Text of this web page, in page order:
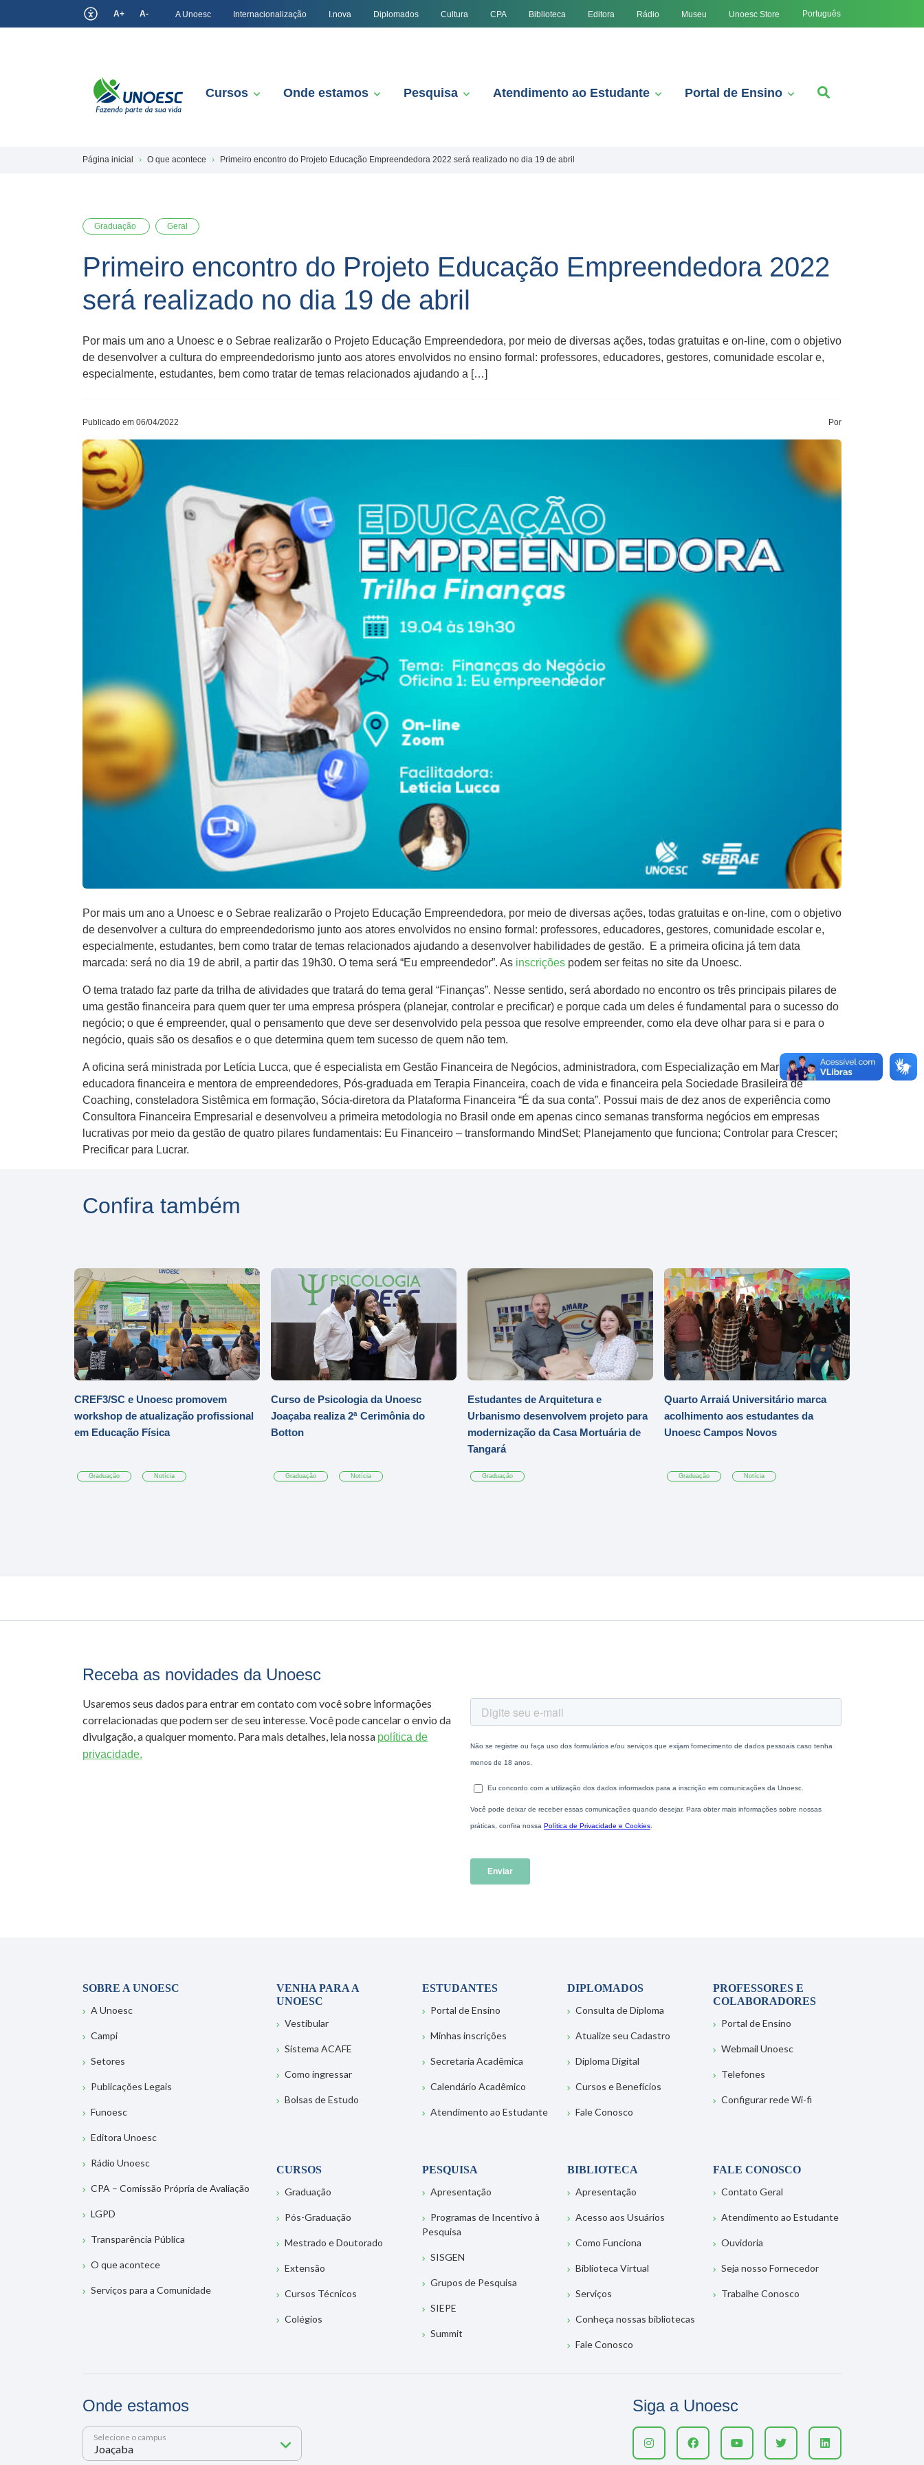
A+ A- A Unoesc Internacionalização I.nova Diplomados Cultura CPA Biblioteca Editora Rádio Museu Unoesc Store Português
Cursos Onde estamos Pesquisa Atendimento ao Estudante Portal de Ensino
Página inicial O que acontece Primeiro encontro do Projeto Educação Empreendedora 2022 será realizado no dia 19 de abril
Graduação Geral
Primeiro encontro do Projeto Educação Empreendedora 2022
será realizado no dia 19 de abril
Por mais um ano a Unoesc e o Sebrae realizarão o Projeto Educação Empreendedora, por meio de diversas ações, todas gratuitas e on-line, com o objetivo
de desenvolver a cultura do empreendedorismo junto aos atores envolvidos no ensino formal: professores, educadores, gestores, comunidade escolar e,
especialmente, estudantes, bem como tratar de temas relacionados ajudando a […]
Publicado em 06/04/2022 Por
Por mais um ano a Unoesc e o Sebrae realizarão o Projeto Educação Empreendedora, por meio de diversas ações, todas gratuitas e on-line, com o objetivo
de desenvolver a cultura do empreendedorismo junto aos atores envolvidos no ensino formal: professores, educadores, gestores, comunidade escolar e,
especialmente, estudantes, bem como tratar de temas relacionados ajudando a desenvolver habilidades de gestão. E a primeira oficina já tem data
marcada: será no dia 19 de abril, a partir das 19h30. O tema será “Eu empreendedor”. As inscrições podem ser feitas no site da Unoesc.
O tema tratado faz parte da trilha de atividades que tratará do tema geral “Finanças”. Nesse sentido, será abordado no encontro os três principais pilares de
uma gestão financeira para quem quer ter uma empresa próspera (planejar, controlar e precificar) e porque cada um deles é fundamental para o sucesso do
negócio; o que é empreender, qual o pensamento que deve ser desenvolvido pela pessoa que resolve empreender, como ela deve olhar para si e para o
negócio, quais são os desafios e o que determina quem tem sucesso de quem não tem.
A oficina será ministrada por Letícia Lucca, que é especialista em Gestão Financeira de Negócios, administradora, com Especialização em Marketing,
educadora financeira e mentora de empreendedores, Pós-graduada em Terapia Financeira, coach de vida e financeira pela Sociedade Brasileira de
Coaching, consteladora Sistêmica em formação, Sócia-diretora da Plataforma Financeira “É da sua conta”. Possui mais de dez anos de experiência como
Consultora Financeira Empresarial e desenvolveu a primeira metodologia no Brasil onde em apenas cinco semanas transforma negócios em empresas
lucrativas por meio da gestão de quatro pilares fundamentais: Eu Financeiro – transformando MindSet; Planejamento que funciona; Controlar para Crescer;
Precificar para Lucrar.
Confira também
CREF3/SC e Unoesc promovem
workshop de atualização profissional
em Educação Física
Graduação Notícia
Curso de Psicologia da Unoesc
Joaçaba realiza 2ª Cerimônia do
Botton
Graduação Notícia
Estudantes de Arquitetura e
Urbanismo desenvolvem projeto para
modernização da Casa Mortuária de
Tangará
Graduação
Quarto Arraiá Universitário marca
acolhimento aos estudantes da
Unoesc Campos Novos
Graduação Notícia
Receba as novidades da Unoesc
Usaremos seus dados para entrar em contato com você sobre informações
correlacionadas que podem ser de seu interesse. Você pode cancelar o envio da
divulgação, a qualquer momento. Para mais detalhes, leia nossa política de
privacidade.
SOBRE A UNOESC
A Unoesc
Campi
Setores
Publicações Legais
Funoesc
Editora Unoesc
Rádio Unoesc
CPA – Comissão Própria de Avaliação
LGPD
Transparência Pública
O que acontece
Serviços para a Comunidade
VENHA PARA A
UNOESC
Vestibular
Sistema ACAFE
Como ingressar
Bolsas de Estudo
ESTUDANTES
Portal de Ensino
Minhas inscrições
Secretaria Acadêmica
Calendário Acadêmico
Atendimento ao Estudante
DIPLOMADOS
Consulta de Diploma
Atualize seu Cadastro
Diploma Digital
Cursos e Benefícios
Fale Conosco
PROFESSORES E
COLABORADORES
Portal de Ensino
Webmail Unoesc
Telefones
Configurar rede Wi-fi
CURSOS
Graduação
Pós-Graduação
Mestrado e Doutorado
Extensão
Cursos Técnicos
Colégios
PESQUISA
Apresentação
Programas de Incentivo à
Pesquisa
SISGEN
Grupos de Pesquisa
SIEPE
Summit
BIBLIOTECA
Apresentação
Acesso aos Usuários
Como Funciona
Biblioteca Virtual
Serviços
Conheça nossas bibliotecas
Fale Conosco
FALE CONOSCO
Contato Geral
Atendimento ao Estudante
Ouvidoria
Seja nosso Fornecedor
Trabalhe Conosco
Onde estamos
Selecione o campus
Siga a Unoesc